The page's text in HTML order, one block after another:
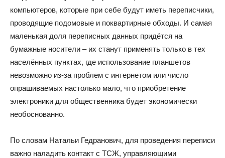
компьютеров, которые при себе будут иметь переписчики,
проводящие подомовые и поквартирные обходы. И самая
маленькая доля переписных данных придётся на
бумажные носители – их станут применять только в тех
населённых пунктах, где использование планшетов
невозможно из-за проблем с интернетом или число
опрашиваемых настолько мало, что приобретение
электроники для общественника будет экономически
необоснованно.
По словам Натальи Гедранович, для проведения переписи
важно наладить контакт с ТСЖ, управляющими